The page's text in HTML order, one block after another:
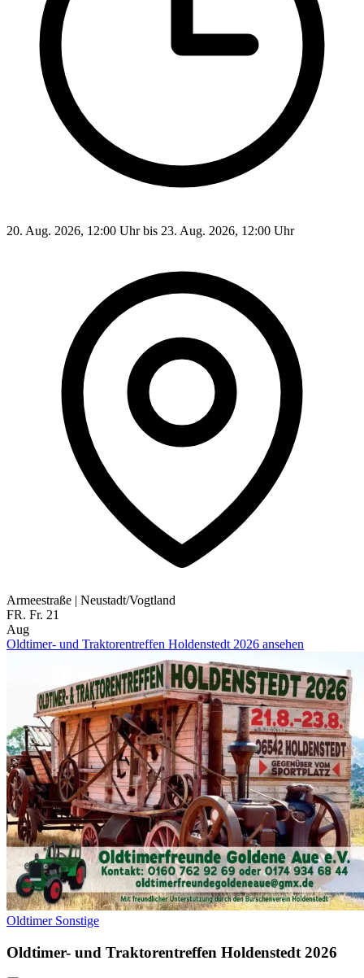
20. Aug. 2026, 12:00 Uhr bis 23. Aug. 2026, 12:00 Uhr
Armeestraße | Neustadt/Vogtland
FR. Fr. 21
Aug
Oldtimer- und Traktorentreffen Holdenstedt 2026 ansehen
Oldtimer Sonstige
Oldtimer- und Traktorentreffen Holdenstedt 2026